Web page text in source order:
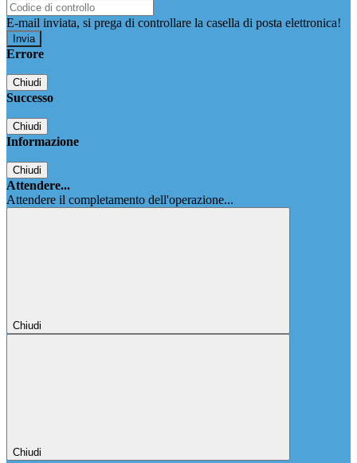
E-mail inviata, si prega di controllare la casella di posta elettronica!
Errore
Chiudi
Successo
Chiudi
Informazione
Chiudi
Attendere...
Attendere il completamento dell'operazione...
Chiudi
Chiudi